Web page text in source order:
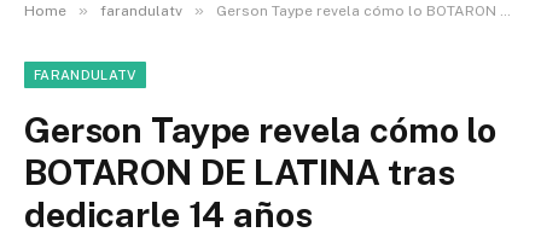
Home » farandulatv » Gerson Taype revela cómo lo BOTARON DE LATINA tras dedicarle 14 años
FARANDULATV
Gerson Taype revela cómo lo
BOTARON DE LATINA tras
dedicarle 14 años